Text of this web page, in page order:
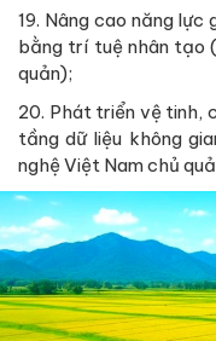
19. Nâng cao năng lực
bằng trí tuệ nhân tạo
quản);
20. Phát triển vệ tinh,
tầng dữ liệu không
nghệ Việt Nam chủ